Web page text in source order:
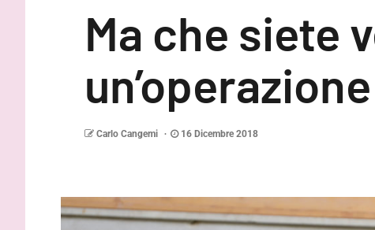
Ma che siete
Carlo Cangemi 16 Dicembre 2018